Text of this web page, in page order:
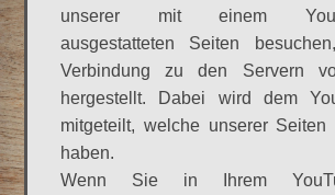
unserer mit einem
ausgestatteten Seiten
Verbindung zu den Servern
hergestellt. Dabei wird dem
mitgeteilt, welche unserer Seiten
haben.
Wenn Sie in Ihrem